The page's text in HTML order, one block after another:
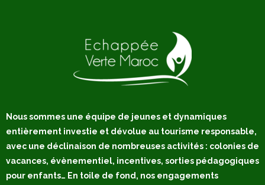
Nous sommes une équipe de jeunes et dynamiques
entièrement investie et dévolue au tourisme responsable,
avec une déclinaison de nombreuses activités : colonies de
vacances, évènementiel, incentives, sorties pédagogiques
pour enfants… En toile de fond, nos engagements